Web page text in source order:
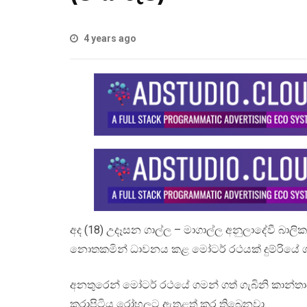
4 years ago
අද (18) උදෑසන ගාල්ල – මාගාල්ල අනුලාදේවී
නොතකමින් ධාවනය කළ මෝටර් රථයක් දුම්රියේ
අනතුරෙන් මෝටර් රථයේ ගමන් ගත් ගැබිනි
කරාපිටිය රෝහලට ඇතුළත් කර තිබෙනවා.